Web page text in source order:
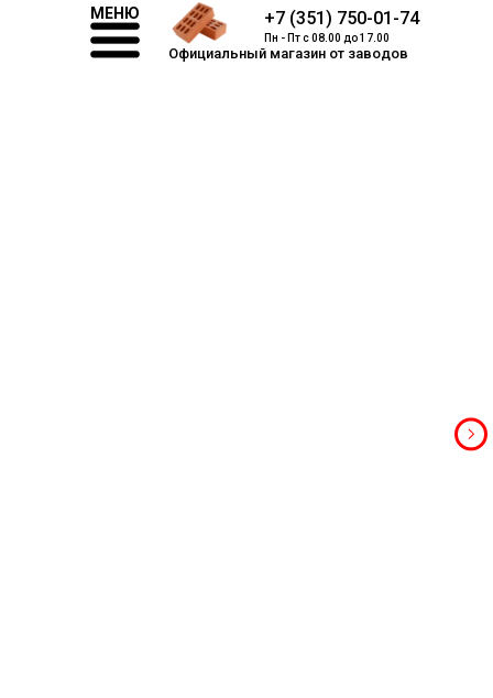
Официальный магазин от заводов
МЕНЮ +7 (351) 750-01-74
Пн - Пт с 08.00 до 17.00